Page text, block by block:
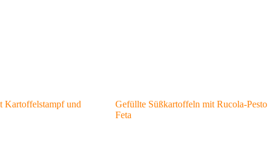
Kartoffelstampf und
Gefüllte Süßkartoffeln mit Rucola-Pesto
Feta